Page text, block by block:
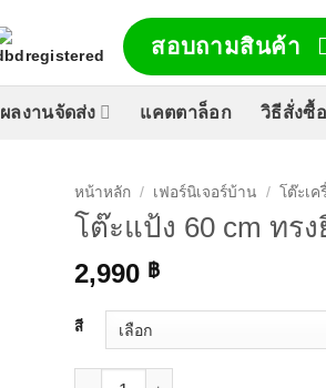
สอบถามสินค้า
ผลงานจัดส่ง แคตตาล็อก วิธีสั่งซื้
หน้าหลัก / เฟอร์นิเจอร์บ้าน / โต๊ะเค
โต๊ะแป้ง 60 cm ทร
2,990 ฿
สี